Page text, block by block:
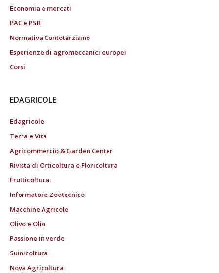
Economia e mercati
PAC e PSR
Normativa Contoterzismo
Esperienze di agromeccanici europei
Corsi
EDAGRICOLE
Edagricole
Terra e Vita
Agricommercio & Garden Center
Rivista di Orticoltura e Floricoltura
Frutticoltura
Informatore Zootecnico
Macchine Agricole
Olivo e Olio
Passione in verde
Suinicoltura
Nova Agricoltura